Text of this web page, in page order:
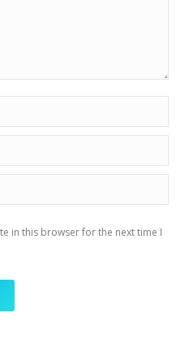
in this browser for the next time I